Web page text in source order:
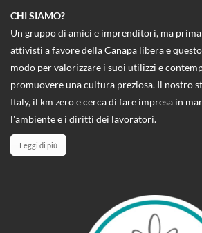
CHI SIAMO?
Un gruppo di amici e imprenditori, ma
attivisti a favore della Canapa libera e
modo per valorizzare i suoi utilizzi e
promuovere una cultura preziosa. Il nostro
Italy, il km zero e cerca di fare impresa in
l'ambiente e i diritti dei lavoratori.
Leggi di più